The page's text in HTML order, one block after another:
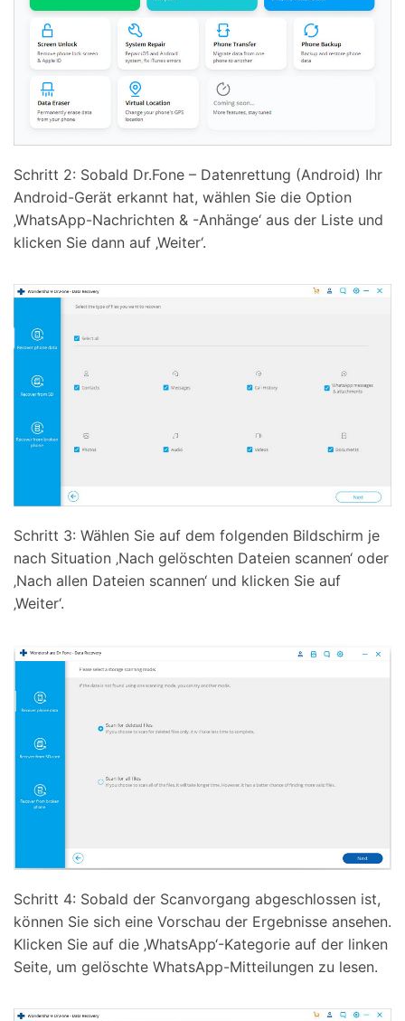
Schritt 2: Sobald Dr.Fone – Datenrettung (Android) Ihr
Android-Gerät erkannt hat, wählen Sie die Option
‚WhatsApp-Nachrichten & -Anhänge‘ aus der Liste und
klicken Sie dann auf ‚Weiter‘.
Schritt 3: Wählen Sie auf dem folgenden Bildschirm je
nach Situation ‚Nach gelöschten Dateien scannen‘ oder
‚Nach allen Dateien scannen‘ und klicken Sie auf
‚Weiter‘.
Schritt 4: Sobald der Scanvorgang abgeschlossen ist,
können Sie sich eine Vorschau der Ergebnisse ansehen.
Klicken Sie auf die ‚WhatsApp‘-Kategorie auf der linken
Seite, um gelöschte WhatsApp-Mitteilungen zu lesen.